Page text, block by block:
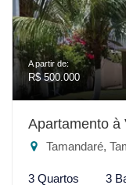
A partir de:
R$ 500.000
Apartamento à
Tamandaré,
3 Quartos 3